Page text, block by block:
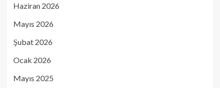
Haziran 2026
Mayıs 2026
Şubat 2026
Ocak 2026
Mayıs 2025